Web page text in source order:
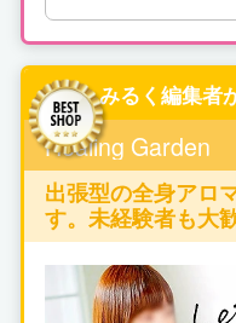
みるく編集者
Healing Garden
出張型の全身アロ
す。未経験者も大
い、触られない】